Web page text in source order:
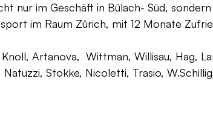
nur im Geschäft in Bülach- Süd,
im Raum Zürich, mit 12 Monate
Artanova, Wittman, Willisau, Hag,
Stokke, Nicoletti, Trasio,